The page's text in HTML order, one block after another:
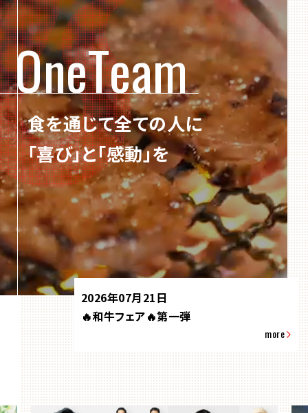
炭焼牛たん 東山
わんぴーす
リクルート
OneTeam
食を通じて全ての人に
「喜び」と「感動」を
2026年07月21日
🔥和牛フェア🔥第一弾
more